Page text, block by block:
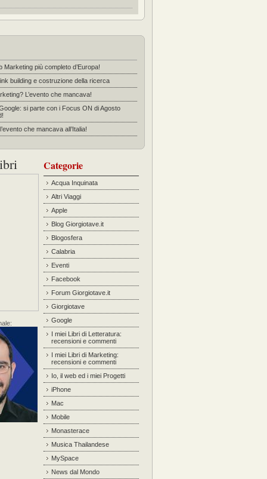
Marketing più completo d’Europa!
building e costruzione della ricerca
L’evento che mancava!
si parte con i Focus ON di Agosto
che mancava all’Italia!
Categorie
Acqua Inquinata
Altri Viaggi
Apple
Blog Giorgiotave.it
Blogosfera
Calabria
Eventi
Facebook
Forum Giorgiotave.it
Giorgiotave
Google
I miei Libri di Letteratura:
recensioni e commenti
I miei Libri di Marketing:
recensioni e commenti
Io, il web ed i miei Progetti
iPhone
Mac
Mobile
Monasterace
Musica Thailandese
MySpace
News dal Mondo